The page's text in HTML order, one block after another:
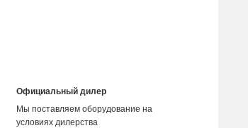
Официальный дилер
Мы поставляем оборудование на
условиях дилерства